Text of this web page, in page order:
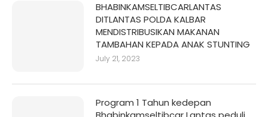
BHABINKAMSELTIBCARLANTAS
DITLANTAS POLDA KALBAR
MENDISTRIBUSIKAN MAKANAN
TAMBAHAN KEPADA ANAK STUNTING
July 21, 2023
Program 1 Tahun kedepan